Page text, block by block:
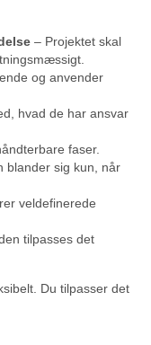
– Projektet skal
og anvender
hvad de har ansvar
faser.
blander sig kun, når
veldefinerede
tilpasses det
Du tilpasser det